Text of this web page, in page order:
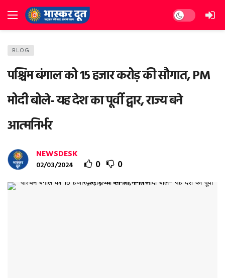
Dark mode
BLOG
पश्चिम बंगाल को 15 हजार करोड़ की सौगात, PM
मोदी बोले- यह देश का पूर्वी द्वार, राज्य बने
आत्मनिर्भर
NEWSDESK
02/03/2024 0 0